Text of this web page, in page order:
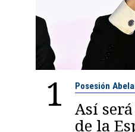
1 Posesión
Así
de la